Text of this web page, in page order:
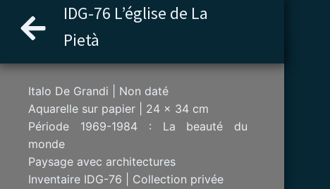
IDG-76 L’église de La
Pietà
Italo De Grandi | Non daté
Aquarelle sur papier | 24 x 34 cm
Période 1969-1984 : La beauté du
monde
Paysage avec architectures
Inventaire IDG-76 | Collection privée